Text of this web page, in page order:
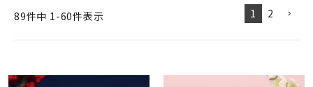
89件中 1-60件表示 1 2